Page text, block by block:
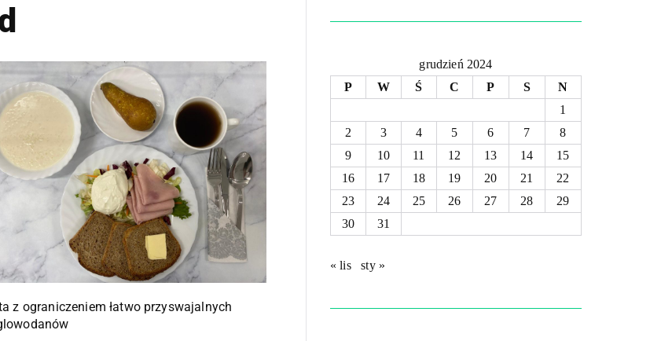
z ograniczeniem łatwo przyswajalnych
grudzień 2024
P
W Ś C P S
N
1
2
3 4 5 6 7
8
9
10 11 12 13 14
15
16
17 18 19 20 21
22
23
24 25 26 27 28
29
30
31
« lis sty »